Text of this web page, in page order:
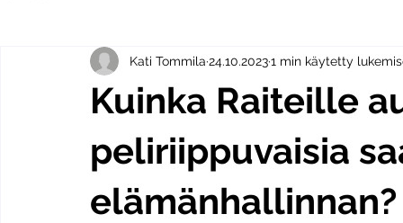
Kuinka Raiteille
peliriippuvaisia
elämänhallinnan?
Kati Tommila 24.10.20231 min käytetty